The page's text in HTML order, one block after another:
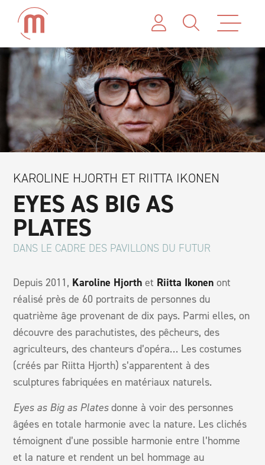
KAROLINE HJORTH ET RIITTA IKONEN
EYES AS BIG AS
PLATES
DANS LE CADRE DES PAVILLONS DU FUTUR
Depuis 2011, Karoline Hjorthet Riitta Ikonen ont
réalisé près de 60 portraits de personnes du
quatrième âge provenant de dix pays. Parmi elles, on
découvre des parachutistes, des pêcheurs, des
agriculteurs, des chanteurs d’opéra… Les costumes
(créés par Riitta Hjorth) s’apparentent à des
sculptures fabriquées en matériaux naturels.
Eyes as Big as Platesdonne à voir des personnes
âgées en totale harmonie avec la nature. Les clichés
témoignent d’une possible harmonie entre l’homme
et la nature et rendent un bel hommage au